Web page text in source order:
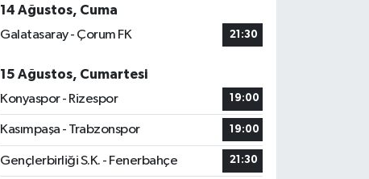
14 Ağustos, Cuma
Galatasaray - Çorum FK
21:30
15 Ağustos, Cumartesi
Konyaspor - Rizespor
19:00
Kasımpaşa - Trabzonspor 19:00
Gençlerbirliği S.K. - Fenerbahçe 21:30